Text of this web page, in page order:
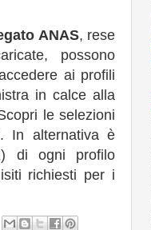
ANAS, rese
possono
ai profili
in calce alla
le selezioni
In alternativa è
di ogni profilo
richiesti per i